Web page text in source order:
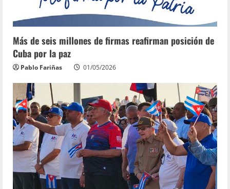
Más de seis millones de firmas reafirman posición de
Cuba por la paz
Pablo Fariñas 01/05/2026